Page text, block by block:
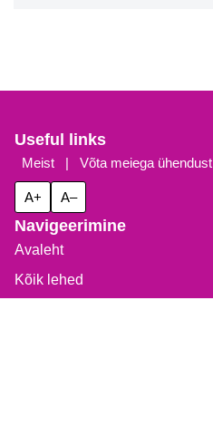
Useful links
Meist | Võta meiega ühendust
A+ A–
Navigeerimine
Avaleht
Kõik lehed